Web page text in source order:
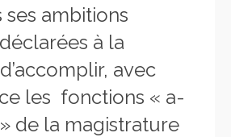
ses ambitions
à la
avec
les fonctions « a-
de la magistrature